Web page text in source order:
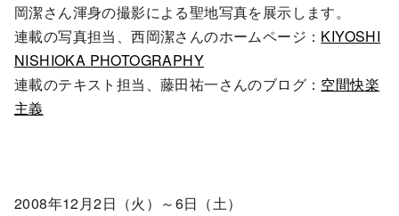
岡潔さん渾身の撮影による聖地写真を展示します。
連載の写真担当、西岡潔さんのホームページ： KIYOSHI
NISHIOKA PHOTOGRAPHY
連載のテキスト担当、藤田祐一さんのブログ： 空間快楽
主義
2008年12月2日（火）～6日（土）